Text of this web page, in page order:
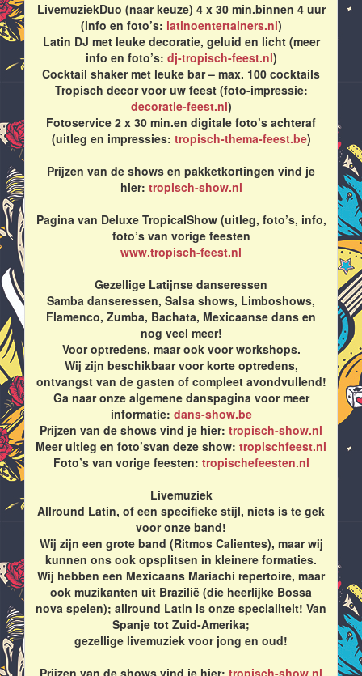
LivemuziekDuo (naar keuze) 4 x 30 min.binnen 4 uur
(info en foto’s: latinoentertainers.nl)
Latin DJ met leuke decoratie, geluid en licht (meer
info en foto’s: dj-tropisch-feest.nl)
Cocktail shaker met leuke bar – max. 100 cocktails
Tropisch decor voor uw feest (foto-impressie:
decoratie-feest.nl)
Fotoservice 2 x 30 min.en digitale foto’s achteraf
(uitleg en impressies: tropisch-thema-feest.be)
Prijzen van de shows en pakketkortingen vind je
hier: tropisch-show.nl
Pagina van Deluxe TropicalShow (uitleg, foto’s, info,
foto’s van vorige feesten
www.tropisch-feest.nl
Gezellige Latijnse danseressen
Samba danseressen, Salsa shows, Limboshows,
Flamenco, Zumba, Bachata, Mexicaanse dans en
nog veel meer!
Voor optredens, maar ook voor workshops.
Wij zijn beschikbaar voor korte optredens,
ontvangst van de gasten of compleet avondvullend!
Ga naar onze algemene danspagina voor meer
informatie: dans-show.be
Prijzen van de shows vind je hier: tropisch-show.nl
Meer uitleg en foto’svan deze show: tropischfeest.nl
Foto’s van vorige feesten: tropischefeesten.nl
Livemuziek
Allround Latin, of een specifieke stijl, niets is te gek
voor onze band!
Wij zijn een grote band (Ritmos Calientes), maar wij
kunnen ons ook opsplitsen in kleinere formaties.
Wij hebben een Mexicaans Mariachi repertoire, maar
ook muzikanten uit Brazilië (die heerlijke Bossa
nova spelen); allround Latin is onze specialiteit! Van
Spanje tot Zuid-Amerika;
gezellige livemuziek voor jong en oud!